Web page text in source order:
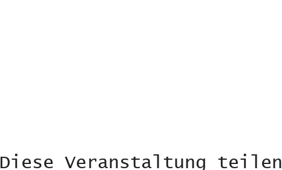
Diese Veranstaltung teilen